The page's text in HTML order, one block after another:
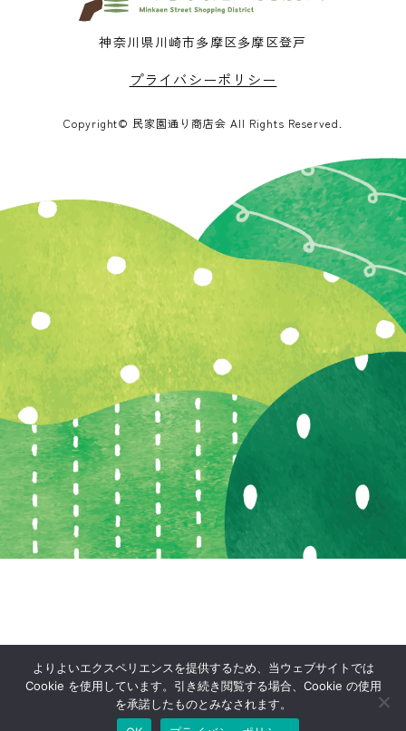
神奈川県川崎市多摩区多摩区登戸
プライバシーポリシー
Copyright© 民家園通り商店会 All Rights Reserved.
よりよいエクスペリエンスを提供するため、当ウェブサイトでは
Cookie を使用しています。引き続き閲覧する場合、Cookie の使用
を承諾したものとみなされます。